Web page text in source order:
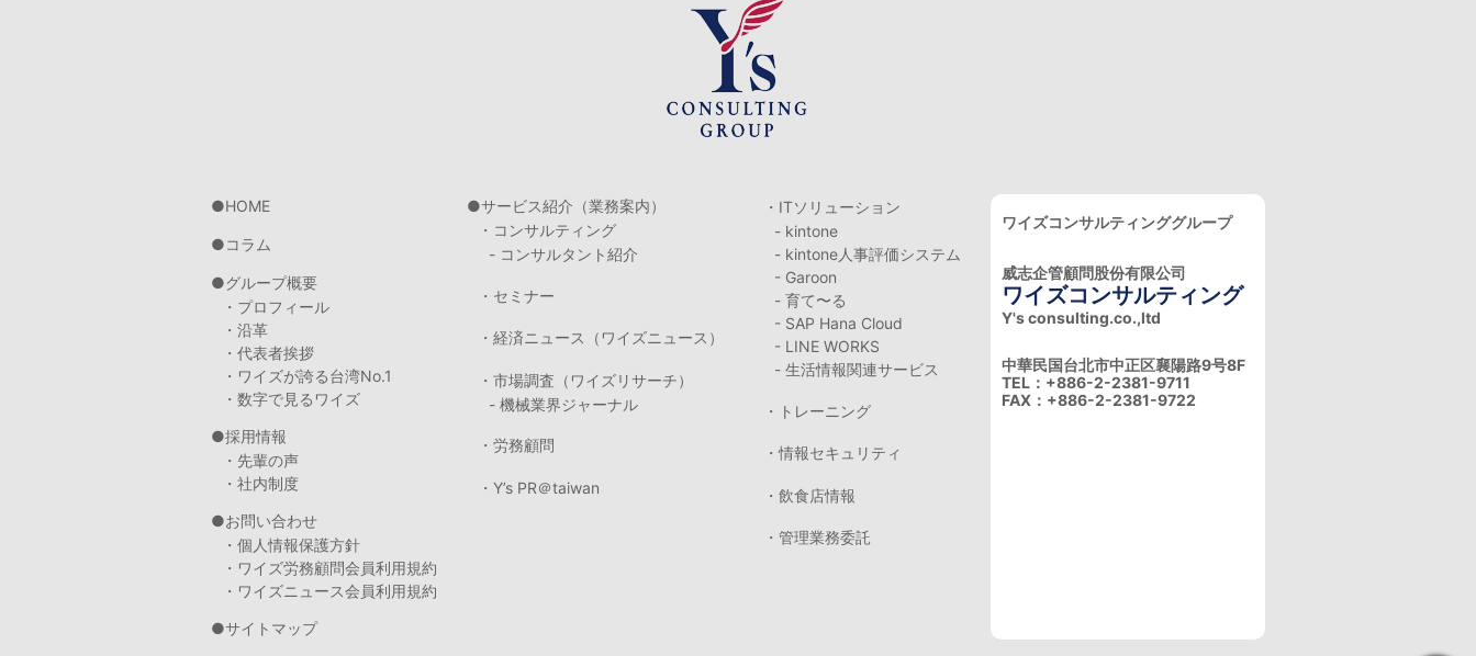
HOME
コラム
グループ概要
・プロフィール
・沿革
・代表者挨拶
・ワイズが誇る台湾No.1
・数字で見るワイズ
採用情報
・先輩の声
・社内制度
お問い合わせ
・個人情報保護方針
・ワイズ労務顧問会員利用規約
・ワイズニュース会員利用規約
サイトマップ
サービス紹介（業務案内）
・コンサルティング
- コンサルタント紹介
・セミナー
・経済ニュース（ワイズニュース）
・市場調査（ワイズリサーチ）
- 機械業界ジャーナル
・労務顧問
・Y’s PR＠taiwan
・ITソリューション
- kintone
- kintone人事評価システム
- Garoon
- 育て〜る
- SAP Hana Cloud
- LINE WORKS
- 生活情報関連サービス
・トレーニング
・情報セキュリティ
・飲食店情報
・管理業務委託
ワイズコンサルティンググループ
威志企管顧問股份有限公司
ワイズコンサルティング
Y's consulting.co.,ltd
中華民国台北市中正区襄陽路9号8F
TEL：+886-2-2381-9711
FAX：+886-2-2381-9722